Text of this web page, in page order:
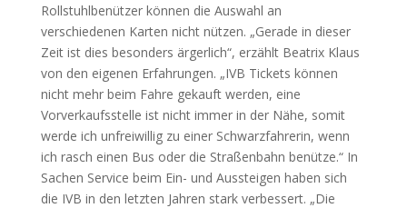
Rollstuhlbenützer können die Auswahl an
verschiedenen Karten nicht nützen. „Gerade in dieser
Zeit ist dies besonders ärgerlich“, erzählt Beatrix Klaus
von den eigenen Erfahrungen. „IVB Tickets können
nicht mehr beim Fahre gekauft werden, eine
Vorverkaufsstelle ist nicht immer in der Nähe, somit
werde ich unfreiwillig zu einer Schwarzfahrerin, wenn
ich rasch einen Bus oder die Straßenbahn benütze.“ In
Sachen Service beim Ein- und Aussteigen haben sich
die IVB in den letzten Jahren stark verbessert. „Die